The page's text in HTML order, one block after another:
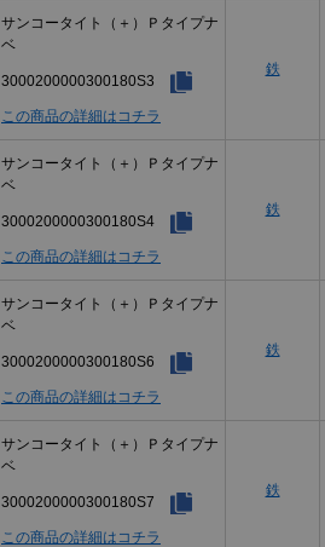
サンコータイト（＋）Ｐタイプナ
ベ
3000200000300180S3
この商品の詳細はコチラ
鉄
サンコータイト（＋）Ｐタイプナ
ベ
3000200000300180S4
この商品の詳細はコチラ
鉄
サンコータイト（＋）Ｐタイプナ
ベ
3000200000300180S6
この商品の詳細はコチラ
鉄
サンコータイト（＋）Ｐタイプナ
ベ
3000200000300180S7
この商品の詳細はコチラ
鉄